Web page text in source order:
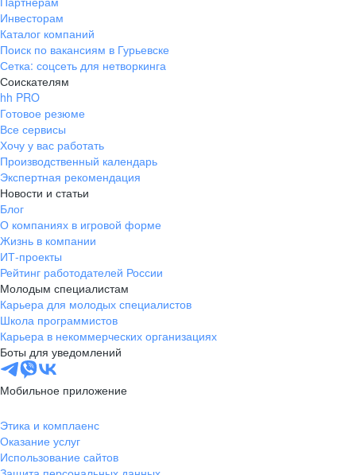
Инвесторам
Каталог компаний
Поиск по вакансиям в Гурьевске
Сетка: соцсеть для нетворкинга
Соискателям
hh PRO
Готовое резюме
Все сервисы
Хочу у вас работать
Производственный календарь
Экспертная рекомендация
Новости и статьи
Блог
О компаниях в игровой форме
Жизнь в компании
ИТ-проекты
Рейтинг работодателей России
Молодым специалистам
Карьера для молодых специалистов
Школа программистов
Карьера в некоммерческих организациях
Боты для уведомлений
Мобильное приложение
Этика и комплаенс
Оказание услуг
Использование сайтов